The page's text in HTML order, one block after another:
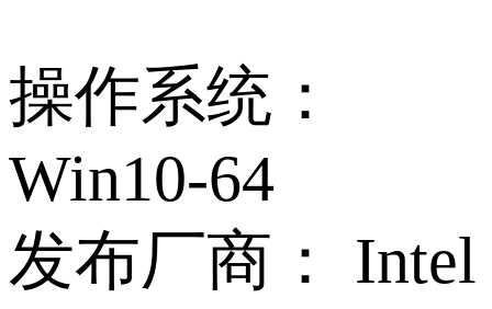
操作系统：
Win10-64
发布厂商：
Intel